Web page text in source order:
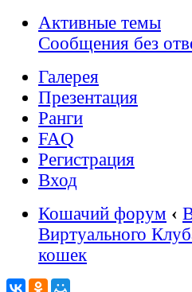
Активные темы
Сообщения без
Галерея
Презентация
Ранги
FAQ
Регистрация
Вход
Кошачий форум ‹
Виртуального
кошек